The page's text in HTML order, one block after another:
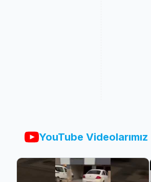
YouTube Videolarımız